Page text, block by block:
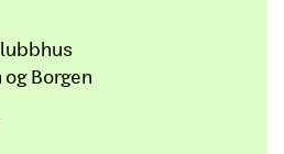
Borgen